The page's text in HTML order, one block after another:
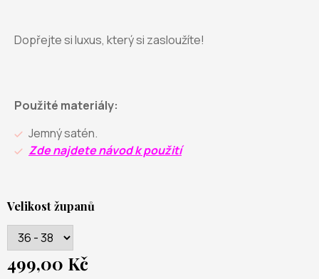
Dopřejte si luxus, který si zasloužíte!
Použité materiály:
Jemný satén.
Zde najdete návod k použití
Velikost županů
499,00 Kč